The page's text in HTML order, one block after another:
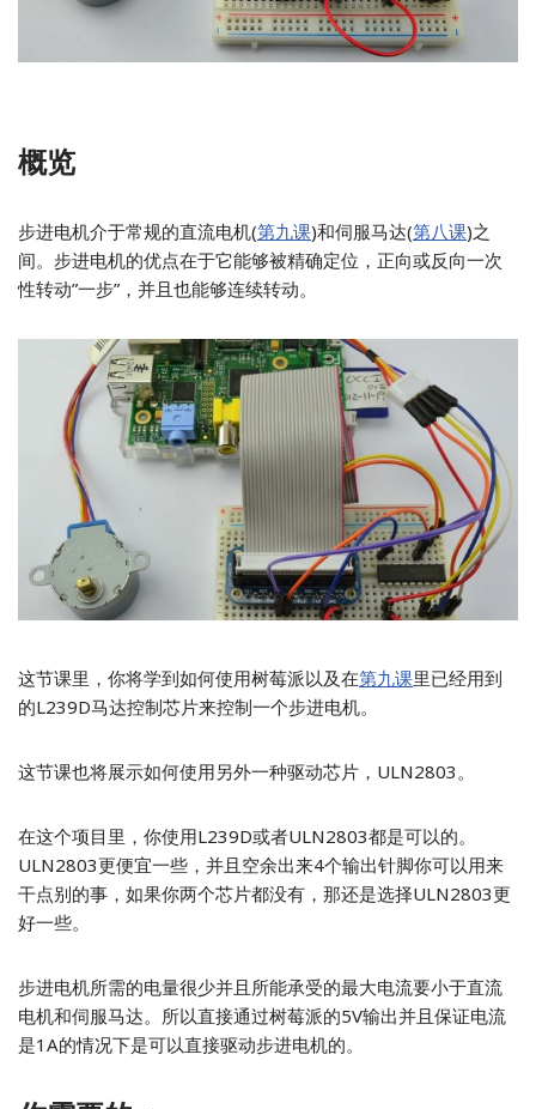
概览
步进电机介于常规的直流电机(第九课)和伺服马达(第八课)之
间。步进电机的优点在于它能够被精确定位，正向或反向一次
性转动”一步”，并且也能够连续转动。
这节课里，你将学到如何使用树莓派以及在第九课里已经用到
的L239D马达控制芯片来控制一个步进电机。
这节课也将展示如何使用另外一种驱动芯片，ULN2803。
在这个项目里，你使用L239D或者ULN2803都是可以的。
ULN2803更便宜一些，并且空余出来4个输出针脚你可以用来
干点别的事，如果你两个芯片都没有，那还是选择ULN2803更
好一些。
步进电机所需的电量很少并且所能承受的最大电流要小于直流
电机和伺服马达。所以直接通过树莓派的5V输出并且保证电流
是1A的情况下是可以直接驱动步进电机的。